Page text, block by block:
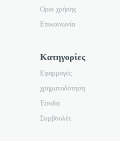
Οροι χρήσης
Επικοινωνία
Κατηγορίες
Εφαρμογές
χρηματοδότηση
Έσοδα
Συμβουλές